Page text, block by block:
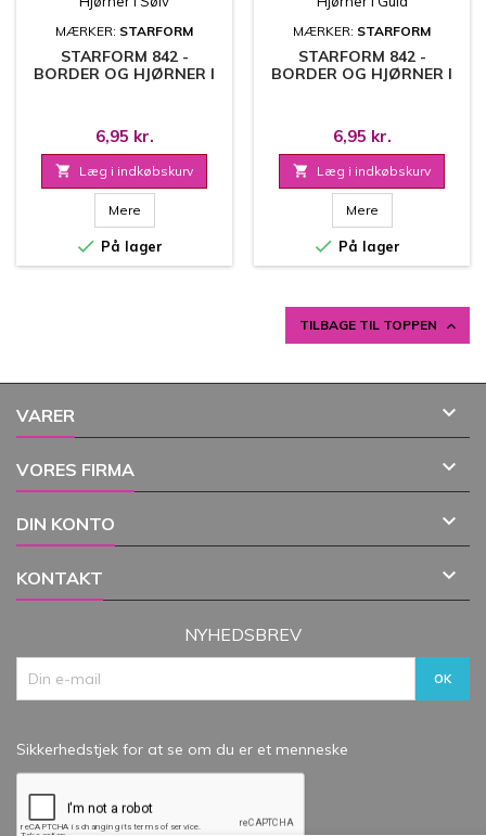
MÆRKER: STARFORM
STARFORM 842 -
BORDER OG HJØRNER I
6,95 kr.
 Læg i indkøbskurv
Mere
 På lager
MÆRKER: STARFORM
STARFORM 842 -
BORDER OG HJØRNER I
6,95 kr.
 Læg i indkøbskurv
Mere
 På lager
TILBAGE TIL TOPPEN 
VARER 
VORES FIRMA 
DIN KONTO 
KONTAKT 
NYHEDSBREV
Sikkerhedstjek for at se om du er et menneske